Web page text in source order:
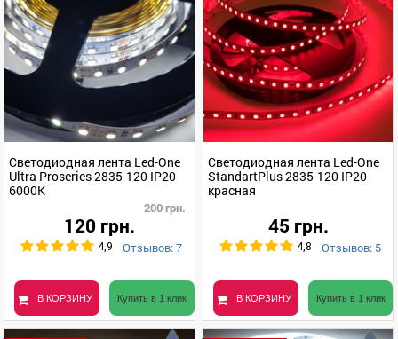
Светодиодная лента Led-One
Ultra Proseries 2835-120 IP20
6000K
200 грн.
120 грн.
4,9 Отзывов: 7
В КОРЗИНУ Купить в 1 клик
Светодиодная лента Led-One
StandartPlus 2835-120 IP20
красная
45 грн.
4,8 Отзывов: 5
В КОРЗИНУ Купить в 1 клик